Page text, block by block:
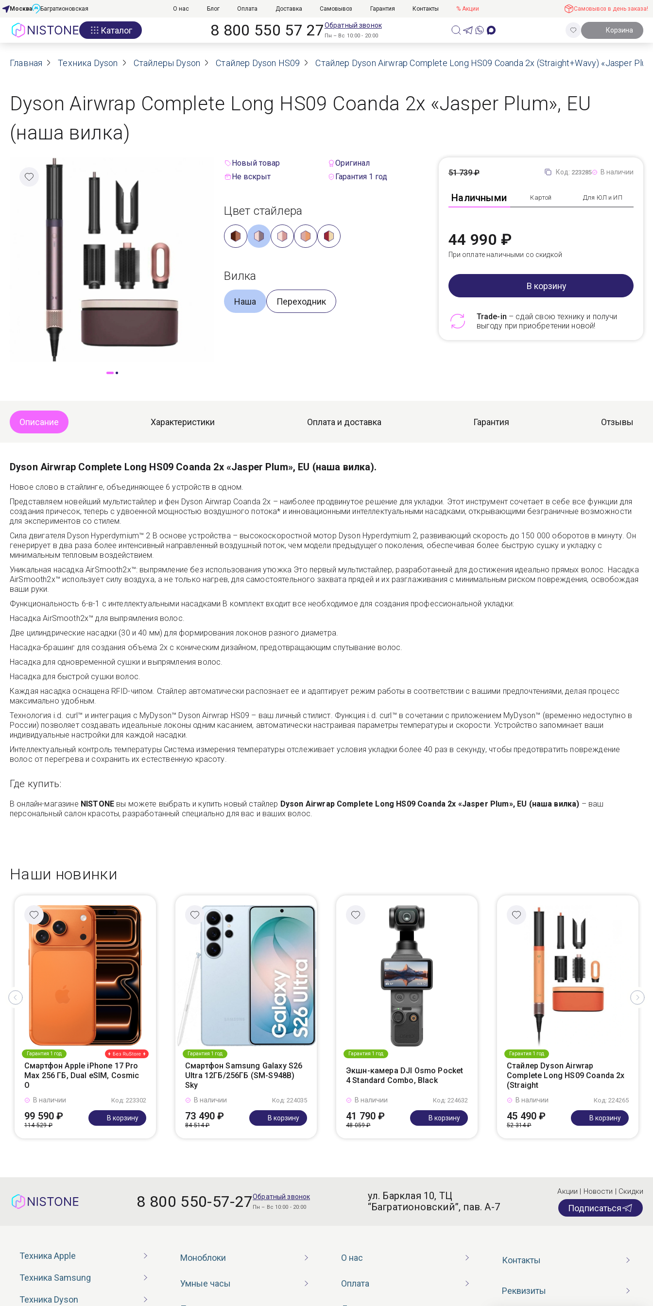
Акции
О нас
Реквизиты
Контакты
Оплата
Доставка
Самовывоз
Trade-In
Москва Багратионовская О нас Блог Оплата Доставка Самовывоз Гарантия Контакты % Акции Самовывоз в день заказа!
Каталог 8 800 550 57 27Обратный звонок
Пн – Вс 10:00 - 20:00
Корзина
Главная Техника Dyson Стайлеры Dyson Стайлер Dyson HS09 Стайлер Dyson Airwrap Complete Long HS09 Coanda 2x (Straight+Wavy) «Jasper
Dyson Airwrap Complete Long HS09 Coanda 2x «Jasper Plum», EU
(наша вилка)
Новый товар
Оригинал
Не вскрыт
Гарантия 1 год
Цвет стайлера
Вилка
Наша Переходник
Код: 223285 В наличии
Наличными Картой Для ЮЛ и ИП
51 739 ₽
44 990 ₽
При оплате наличными со скидкой
В корзину
Trade-in – сдай свою технику и получи
выгоду при приобретении новой!
Описание Характеристики Оплата и доставка Гарантия Отзывы
Dyson Airwrap Complete Long HS09 Coanda 2x «Jasper Plum», EU (наша вилка).
Новое слово в стайлинге, объединяющее 6 устройств в одном.
Представляем новейший мультистайлер и фен Dyson Airwrap Coanda 2x – наиболее продвинутое решение для укладки. Этот инструмент сочетает в себе все функции для
создания причесок, теперь с удвоенной мощностью воздушного потока* и инновационными интеллектуальными насадками, открывающими безграничные возможности
для экспериментов со стилем.
Сила двигателя Dyson Hyperdymium™ 2 В основе устройства – высокоскоростной мотор Dyson Hyperdymium 2, развивающий скорость до 150 000 оборотов в минуту. Он
генерирует в два раза более интенсивный направленный воздушный поток, чем модели предыдущего поколения, обеспечивая более быструю сушку и укладку с
минимальным тепловым воздействием.
Уникальная насадка AirSmooth2x™: выпрямление без использования утюжка Это первый мультистайлер, разработанный для достижения идеально прямых волос. Насадка
AirSmooth2x™ использует силу воздуха, а не только нагрев, для самостоятельного захвата прядей и их разглаживания с минимальным риском повреждения, освобождая
ваши руки.
Функциональность 6-в-1 с интеллектуальными насадками В комплект входит все необходимое для создания профессиональной укладки:
Насадка AirSmooth2x™ для выпрямления волос.
Две цилиндрические насадки (30 и 40 мм) для формирования локонов разного диаметра.
Насадка-брашинг для создания объема 2x с коническим дизайном, предотвращающим спутывание волос.
Насадка для одновременной сушки и выпрямления волос.
Насадка для быстрой сушки волос.
Каждая насадка оснащена RFID-чипом. Стайлер автоматически распознает ее и адаптирует режим работы в соответствии с вашими предпочтениями, делая процесс
максимально удобным.
Технология i.d. curl™ и интеграция с MyDyson™ Dyson Airwrap HS09 – ваш личный стилист. Функция i.d. curl™ в сочетании с приложением MyDyson™ (временно недоступно в
России) позволяет создавать идеальные локоны одним касанием, автоматически настраивая параметры температуры и скорости. Устройство запоминает ваши
индивидуальные настройки для каждой насадки.
Интеллектуальный контроль температуры Система измерения температуры отслеживает условия укладки более 40 раз в секунду, чтобы предотвратить повреждение
волос от перегрева и сохранить их естественную красоту.
Где купить:
В онлайн-магазине NISTONE вы можете выбрать и купить новый стайлер Dyson Airwrap Complete Long HS09 Coanda 2x «Jasper Plum», EU (наша вилка) – ваш
персональный салон красоты, разработанный специально для вас и ваших волос.
Наши новинки
Гарантия 1 год
Смартфон Apple iPhone 17 Pro
Max 256 ГБ, Dual eSIM, Cosmic
O
Код: 223302
В наличии
99 590 ₽
114 529 ₽
В корзину
Гарантия 1 год
Смартфон Samsung Galaxy S26
Ultra 12ГБ/256ГБ (SM-S948B)
Sky
Код: 224035
В наличии
73 490 ₽
84 514 ₽
В корзину
Гарантия 1 год
Экшн-камера DJI Osmo Pocket
4 Standard Combo, Black
Код: 224632
В наличии
41 790 ₽
48 059 ₽
В корзину
Гарантия 1 год
Стайлер Dyson Airwrap
Complete Long HS09 Coanda 2x
(Straight
Код: 224265
В наличии
45 490 ₽
52 314 ₽
В корзину
8 800 550-57-27Обратный звонок
Пн – Вс 10:00 - 20:00
ул. Барклая 10, ТЦ
“Багратионовский”, пав. А-7
Акции | Новости | Скидки
Подписаться
Техника Apple
Техника Samsung
Техника Dyson
Моноблоки
Умные часы
О нас
Оплата
Контакты
Реквизиты